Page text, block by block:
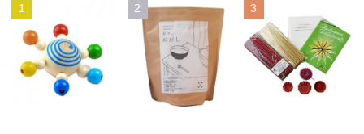
1 2 3